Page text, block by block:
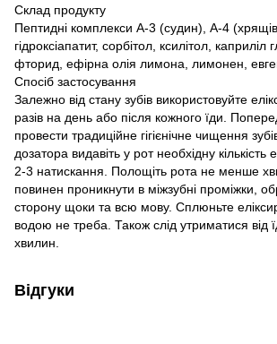
Склад продукту
Пептидні комплекси А-3 (судин), А-4
гідроксіапатит, сорбітол, ксилітол, каприліл
фторид, ефірна олія лимона, лимонен,
Спосіб застосування
Залежно від стану зубів використовуйте
разів на день або після кожного їди.
провести традиційне гігієнічне чищення
дозатора видавіть у рот необхідну кількість
2-3 натискання. Полощіть рота не менше
повинен проникнути в міжзубні проміжки,
сторону щоки та всю мову. Сплюньте
водою не треба. Також слід утриматися від
хвилин.
Відгуки